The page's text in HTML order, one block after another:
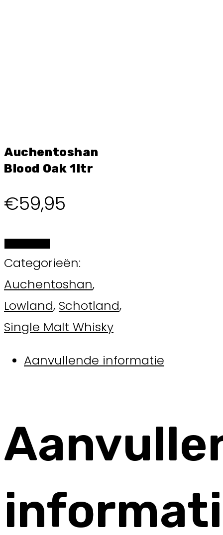
Auchentoshan
Blood Oak 1ltr
€59,95
Categorieën:
Auchentoshan,
Lowland, Schotland,
Single Malt Whisky
Aanvullende informatie